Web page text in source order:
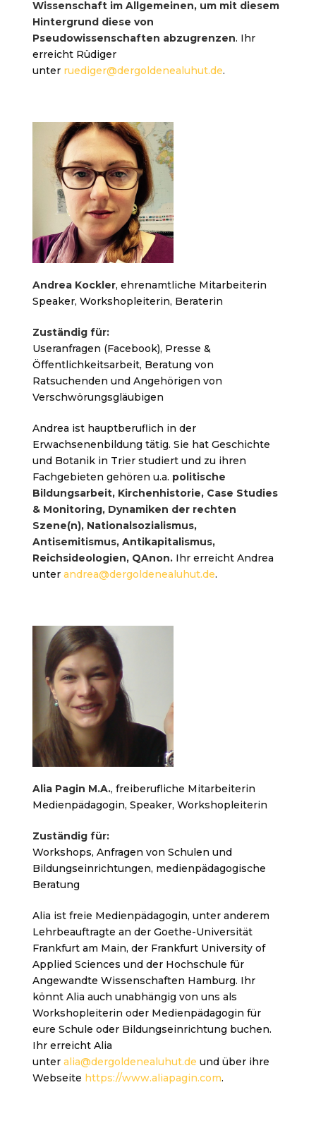
Wissenschaft im Allgemeinen, um mit diesem
Hintergrund diese von
Pseudowissenschaften abzugrenzen. Ihr
erreicht Rüdiger
unter ruediger@dergoldenealuhut.de.
Andrea Kockler, ehrenamtliche Mitarbeiterin
Speaker, Workshopleiterin, Beraterin
Zuständig für:
Useranfragen (Facebook), Presse &
Öffentlichkeitsarbeit, Beratung von
Ratsuchenden und Angehörigen von
Verschwörungsgläubigen
Andrea ist hauptberuflich in der
Erwachsenenbildung tätig. Sie hat Geschichte
und Botanik in Trier studiert und zu ihren
Fachgebieten gehören u.a. politische
Bildungsarbeit, Kirchenhistorie, Case Studies
& Monitoring, Dynamiken der rechten
Szene(n), Nationalsozialismus,
Antisemitismus, Antikapitalismus,
Reichsideologien, QAnon. Ihr erreicht Andrea
unterandrea@dergoldenealuhut.de.
Alia Pagin M.A., freiberufliche Mitarbeiterin
Medienpädagogin, Speaker, Workshopleiterin
Zuständig für:
Workshops, Anfragen von Schulen und
Bildungseinrichtungen, medienpädagogische
Beratung
Alia ist freie Medienpädagogin, unter anderem
Lehrbeauftragte an der Goethe-Universität
Frankfurt am Main, der Frankfurt University of
Applied Sciences und der Hochschule für
Angewandte Wissenschaften Hamburg. Ihr
könnt Alia auch unabhängig von uns als
Workshopleiterin oder Medienpädagogin für
eure Schule oder Bildungseinrichtung buchen.
Ihr erreicht Alia
unteralia@dergoldenealuhut.de und über ihre
Webseite https://www.aliapagin.com.